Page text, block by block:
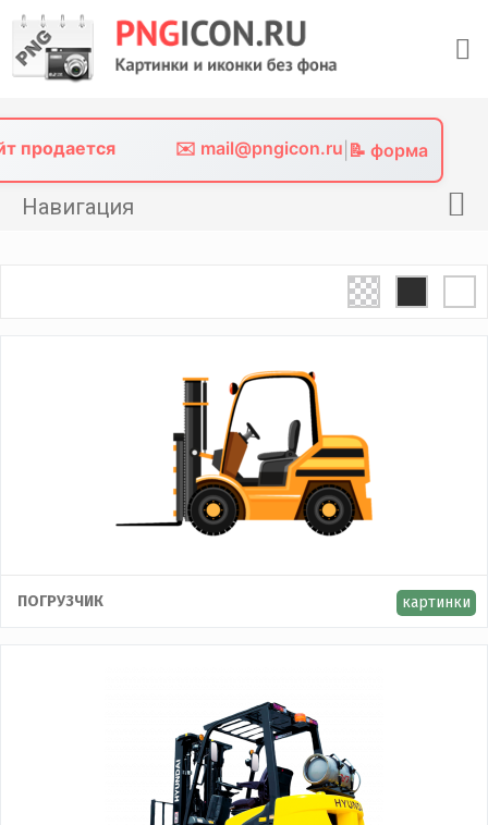
content
продается ✉️ mail@pngicon.ru 📝 форма
Навигация
ПОГРУЗЧИК картинки